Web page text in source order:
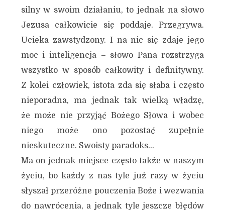
silny w swoim działaniu, to jednak na słowo
Jezusa całkowicie się poddaje. Przegrywa.
Ucieka zawstydzony. I na nic się zdaje jego
moc i inteligencja – słowo Pana rozstrzyga
wszystko w sposób całkowity i definitywny.
Z kolei człowiek, istota zda się słaba i często
nieporadna, ma jednak tak wielką władzę,
że może nie przyjąć Bożego Słowa i wobec
niego może ono pozostać zupełnie
nieskuteczne. Swoisty paradoks…
Ma on jednak miejsce często także w naszym
życiu, bo każdy z nas tyle już razy w życiu
słyszał przeróżne pouczenia Boże i wezwania
do nawrócenia, a jednak tyle jeszcze błędów